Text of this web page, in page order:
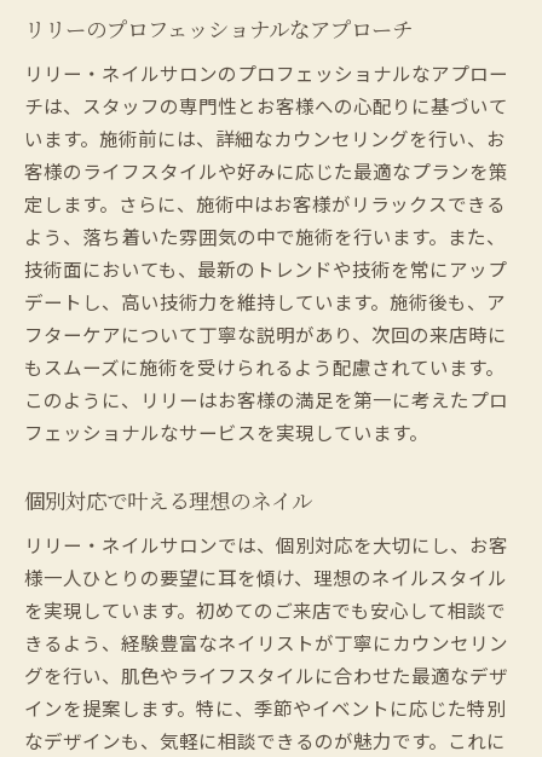
リリーのプロフェッショナルなアプローチ
リリー・ネイルサロンのプロフェッショナルなアプロー
チは、スタッフの専門性とお客様への心配りに基づいて
います。施術前には、詳細なカウンセリングを行い、お
客様のライフスタイルや好みに応じた最適なプランを策
定します。さらに、施術中はお客様がリラックスできる
よう、落ち着いた雰囲気の中で施術を行います。また、
技術面においても、最新のトレンドや技術を常にアップ
デートし、高い技術力を維持しています。施術後も、ア
フターケアについて丁寧な説明があり、次回の来店時に
もスムーズに施術を受けられるよう配慮されています。
このように、リリーはお客様の満足を第一に考えたプロ
フェッショナルなサービスを実現しています。
個別対応で叶える理想のネイル
リリー・ネイルサロンでは、個別対応を大切にし、お客
様一人ひとりの要望に耳を傾け、理想のネイルスタイル
を実現しています。初めてのご来店でも安心して相談で
きるよう、経験豊富なネイリストが丁寧にカウンセリン
グを行い、肌色やライフスタイルに合わせた最適なデザ
インを提案します。特に、季節やイベントに応じた特別
なデザインも、気軽に相談できるのが魅力です。これに